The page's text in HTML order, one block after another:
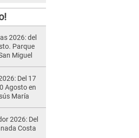
2026: del
Parque
Miguel
Del 17
Agosto en
María
2026: Del
Costa